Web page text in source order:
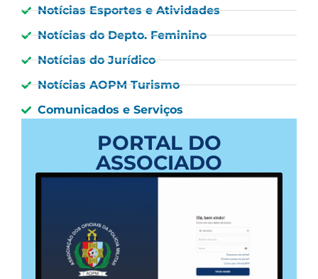
Notícias Esportes e Atividades
Notícias do Depto. Feminino
Notícias do Jurídico
Notícias AOPM Turismo
Comunicados e Serviços
PORTAL DO
ASSOCIADO